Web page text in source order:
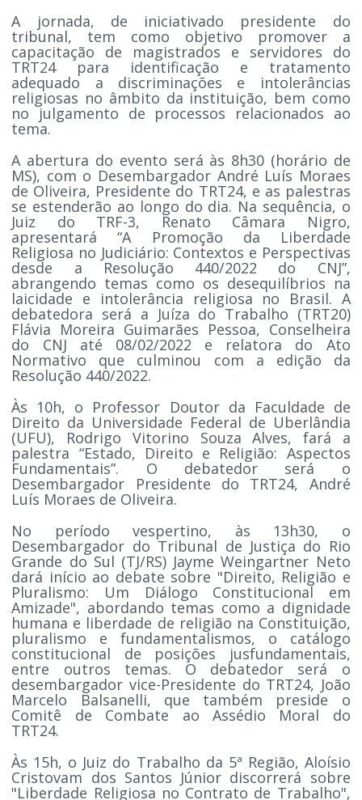
A jornada, de iniciativado presidente do
tribunal, tem como objetivo promover a
capacitação de magistrados e servidores do
TRT24 para identificação e tratamento
adequado a discriminações e intolerâncias
religiosas no âmbito da instituição, bem como
no julgamento de processos relacionados ao
tema.
A abertura do evento será às 8h30 (horário de
MS), com o Desembargador André Luís Moraes
de Oliveira, Presidente do TRT24, e as palestras
se estenderão ao longo do dia. Na sequência, o
Juiz do TRF-3, Renato Câmara Nigro,
apresentará “A Promoção da Liberdade
Religiosa no Judiciário: Contextos e Perspectivas
desde a Resolução 440/2022 do CNJ”,
abrangendo temas como os desequilíbrios na
laicidade e intolerância religiosa no Brasil. A
debatedora será a Juíza do Trabalho (TRT20)
Flávia Moreira Guimarães Pessoa, Conselheira
do CNJ até 08/02/2022 e relatora do Ato
Normativo que culminou com a edição da
Resolução 440/2022.
Às 10h, o Professor Doutor da Faculdade de
Direito da Universidade Federal de Uberlândia
(UFU), Rodrigo Vitorino Souza Alves, fará a
palestra “Estado, Direito e Religião: Aspectos
Fundamentais”. O debatedor será o
Desembargador Presidente do TRT24, André
Luís Moraes de Oliveira.
No período vespertino, às 13h30, o
Desembargador do Tribunal de Justiça do Rio
Grande do Sul (TJ/RS) Jayme Weingartner Neto
dará início ao debate sobre "Direito, Religião e
Pluralismo: Um Diálogo Constitucional em
Amizade", abordando temas como a dignidade
humana e liberdade de religião na Constituição,
pluralismo e fundamentalismos, o catálogo
constitucional de posições jusfundamentais,
entre outros temas. O debatedor será o
desembargador vice-Presidente do TRT24, João
Marcelo Balsanelli, que também preside o
Comitê de Combate ao Assédio Moral do
TRT24.
Às 15h, o Juiz do Trabalho da 5ª Região, Aloísio
Cristovam dos Santos Júnior discorrerá sobre
"Liberdade Religiosa no Contrato de Trabalho",